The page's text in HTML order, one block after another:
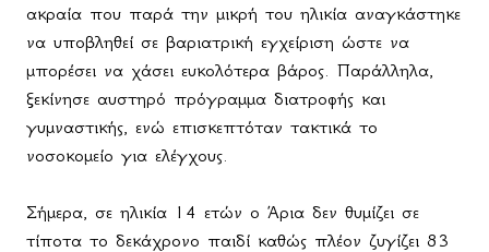
ακραία που παρά την μικρή του ηλικία αναγκάστηκε
να υποβληθεί σε βαριατρική εγχείριση ώστε να
μπορέσει να χάσει ευκολότερα βάρος. Παράλληλα,
ξεκίνησε αυστηρό πρόγραμμα διατροφής και
γυμναστικής, ενώ επισκεπτόταν τακτικά το
νοσοκομείο για ελέγχους.
Σήμερα, σε ηλικία 14 ετών ο Άρια δεν θυμίζει σε
τίποτα το δεκάχρονο παιδί καθώς πλέον ζυγίζει 83